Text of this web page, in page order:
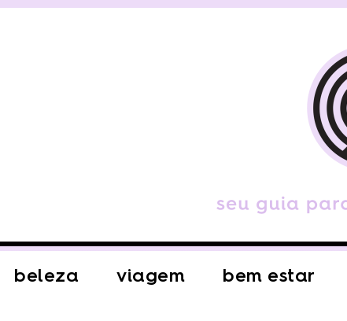
beleza viagem bem estar